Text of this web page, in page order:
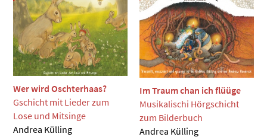
Wer wird Oschterhaas?
Gschicht mit Lieder zum
Lose und Mitsinge
Andrea Külling
Im Traum chan ich flüüge
Musikalischi Hörgschicht
zum Bilderbuch
Andrea Külling